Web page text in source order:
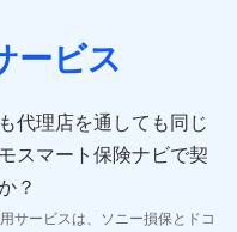
保険契約者及び被保険
、保険契約者と被保険
報、ペットの種類や年
ービス
代理店を通しても同じ
スマート保険ナビで契
？
サービスは、ソニー損保とドコ